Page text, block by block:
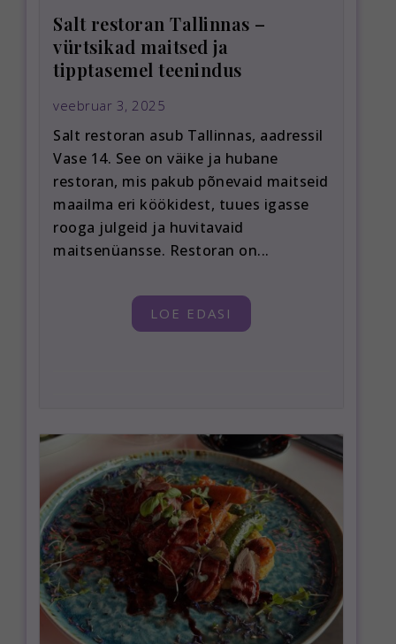
Salt restoran Tallinnas –
vürtsikad maitsed ja
tipptasemel teenindus
veebruar 3, 2025
Salt restoran asub Tallinnas, aadressil
Vase 14. See on väike ja hubane
restoran, mis pakub põnevaid maitseid
maailma eri köökidest, tuues igasse
rooga julgeid ja huvitavaid
maitsenüansse. Restoran on...
LOE EDASI